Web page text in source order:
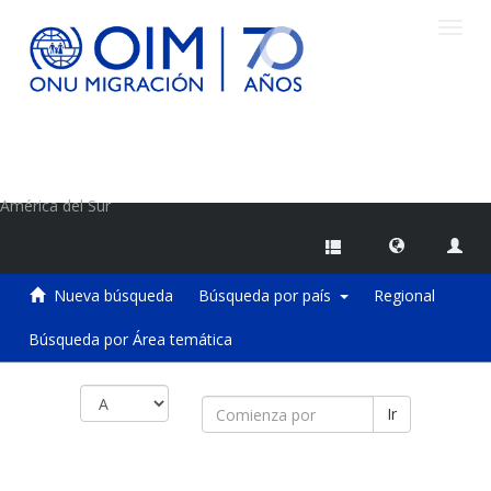
América del Sur
Nueva búsqueda Búsqueda por país Regional
Búsqueda por Área temática
Ir